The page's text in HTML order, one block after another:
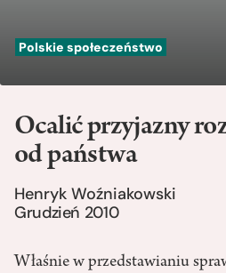
Polskie społeczeństwo
Ocalić przyjazny
od państwa
Henryk Woźniakowski
Grudzień 2010
Właśnie w przedstawianiu